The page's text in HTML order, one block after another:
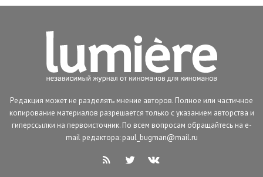
Редакция может не разделять мнение авторов. Полное или частичное
копирование материалов разрешается только с указанием авторства и
гиперссылки на первоисточник. По всем вопросам обращайтесь на e-
mail редактора: paul_bugman@mail.ru